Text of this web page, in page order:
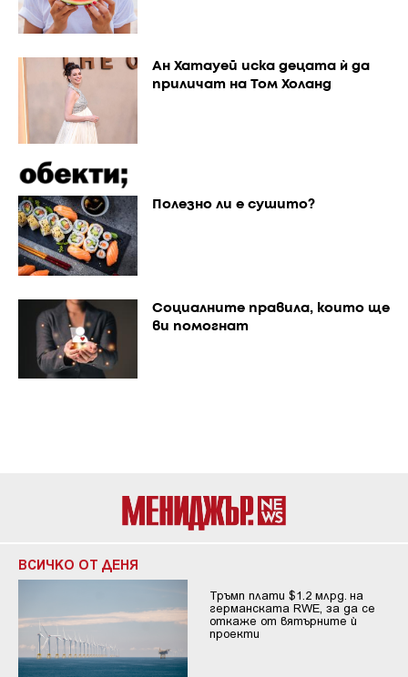
Ан Хатауей иска децата ѝ да
приличат на Том Холанд
Полезно ли е сушито?
Социалните правила, които ще
ви помогнат
ВСИЧКО ОТ ДЕНЯ
Тръмп плати $1.2 млрд. на
германската RWE, за да се
откаже от вятърните ѝ
проекти